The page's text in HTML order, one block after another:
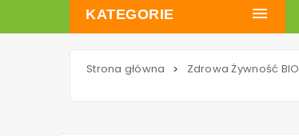
KATEGORIE
Strona główna > Zdrowa Żywność BIO